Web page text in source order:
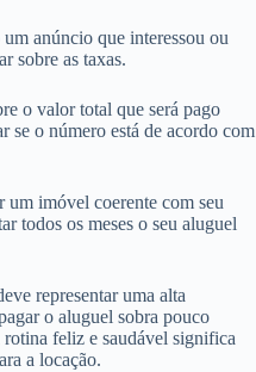
anúncio que interessou ou
sobre as taxas.
o valor total que será pago
se o número está de acordo com
um imóvel coerente com seu
todos os meses o seu aluguel
representar uma alta
o aluguel sobra pouco
feliz e saudável significa
a locação.